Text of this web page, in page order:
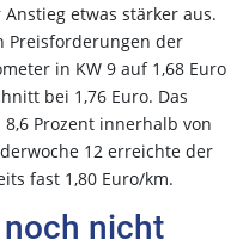
etwas stärker aus.
Preisforderungen der
in KW 9 auf 1,68 Euro
bei 1,76 Euro. Das
Prozent innerhalb von
12 erreichte der
fast 1,80 Euro/km.
nicht